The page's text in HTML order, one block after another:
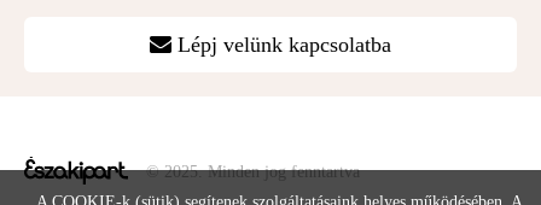
Lépj velünk kapcsolatba
© 2025. Minden jog fenntartva